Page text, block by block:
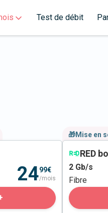
Test de débit
2499€
/mois
🎁Mise en
RED
2 Gb/s
Fibre